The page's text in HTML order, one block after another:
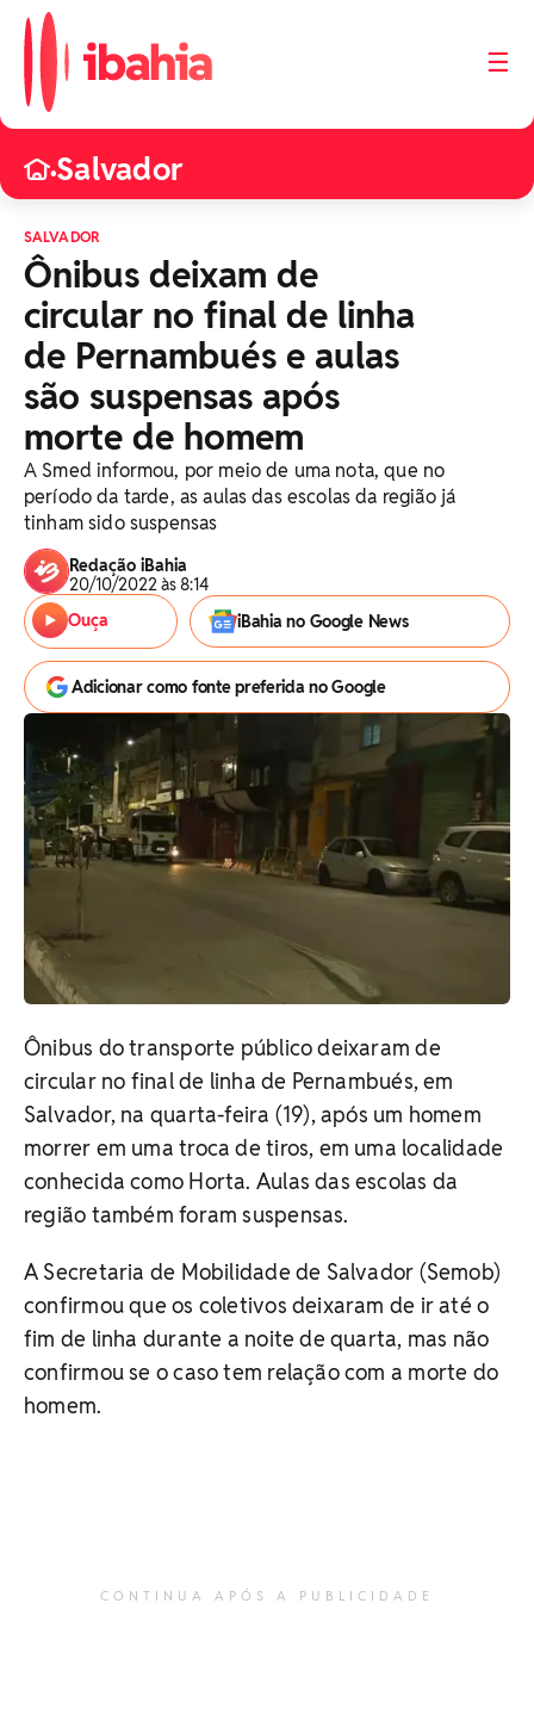
☰
•Salvador
SALVADOR
Ônibus deixam de
circular no final de linha
de Pernambués e aulas
são suspensas após
morte de homem
A Smed informou, por meio de uma nota, que no
período da tarde, as aulas das escolas da região já
tinham sido suspensas
Redação iBahia
20/10/2022 às 8:14
Ouça
iBahia no Google News
Adicionar como fonte preferida no Google
Ônibus do transporte público deixaram de
circular no final de linha de Pernambués, em
Salvador, na quarta-feira (19), após um homem
morrer em uma troca de tiros, em uma localidade
conhecida como Horta. Aulas das escolas da
região também foram suspensas.
A Secretaria de Mobilidade de Salvador (Semob)
confirmou que os coletivos deixaram de ir até o
fim de linha durante a noite de quarta, mas não
confirmou se o caso tem relação com a morte do
homem.
CONTINUA APÓS A PUBLICIDADE